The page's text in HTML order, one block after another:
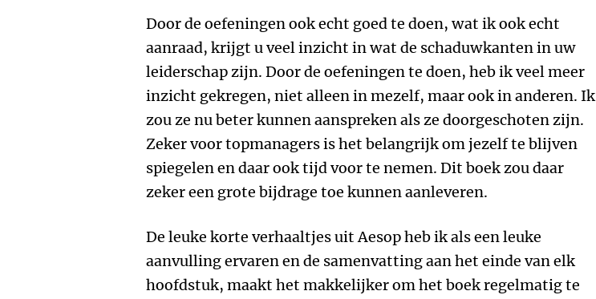
Door de oefeningen ook echt goed te doen, wat ik ook echt
aanraad, krijgt u veel inzicht in wat de schaduwkanten in uw
leiderschap zijn. Door de oefeningen te doen, heb ik veel meer
inzicht gekregen, niet alleen in mezelf, maar ook in anderen. Ik
zou ze nu beter kunnen aanspreken als ze doorgeschoten zijn.
Zeker voor topmanagers is het belangrijk om jezelf te blijven
spiegelen en daar ook tijd voor te nemen. Dit boek zou daar
zeker een grote bijdrage toe kunnen aanleveren.
De leuke korte verhaaltjes uit Aesop heb ik als een leuke
aanvulling ervaren en de samenvatting aan het einde van elk
hoofdstuk, maakt het makkelijker om het boek regelmatig te